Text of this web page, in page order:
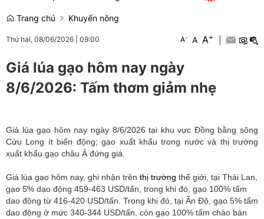
Trang chủ Khuyến nông
Thứ hai, 08/06/2026 09:00 A- A A+
Giá lúa gạo hôm nay ngày
8/6/2026: Tấm thơm giảm nhẹ
Giá lúa gạo hôm nay ngày 8/6/2026 tại khu vực Đồng bằng sông
Cửu Long ít biến động; gạo xuất khẩu trong nước và thị trường
xuất khẩu gạo châu Á đứng giá.
Giá lúa gạo hôm nay, ghi nhận trên thị trường thế giới, tại Thái Lan,
gạo 5% dao động 459-463 USD/tấn, trong khi đó, gạo 100% tấm
dao động từ 416-420 USD/tấn. Trong khi đó, tại Ấn Độ, gạo 5% tấm
dao động ở mức 340-344 USD/tấn, còn gạo 100% tấm chào bán